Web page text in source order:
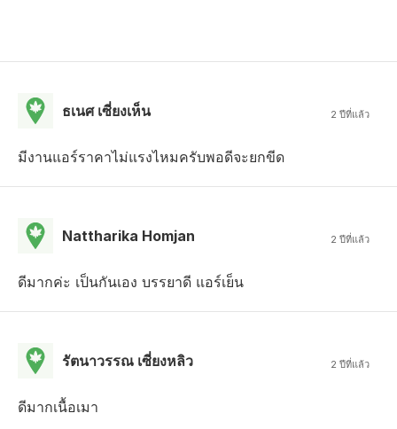
ธเนศ เซี่ยงเห็น 2 ปีที่แล้ว
มีงานแอร์ราคาไม่แรงไหมครับพอดีจะยกขีด
Nattharika Homjan 2 ปีที่แล้ว
ดีมากค่ะ เป็นกันเอง บรรยาดี แอร์เย็น
รัตนาวรรณ เซี่ยงหลิว 2 ปีที่แล้ว
ดีมากเนื้อเมา